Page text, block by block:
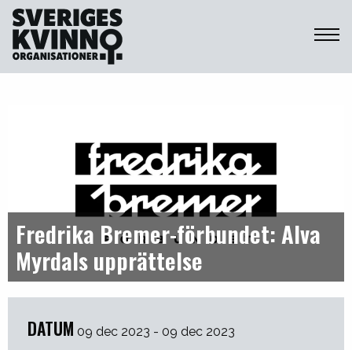
Sveriges Kvinnoorganisationer
Fredrika Bremer-förbundet: Alva
Myrdals upprättelse
DATUM 09 dec 2023 - 09 dec 2023